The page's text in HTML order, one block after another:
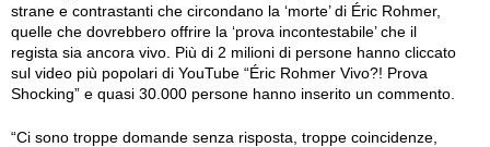
strane e contrastanti che circondano la ‘morte’ di Éric Rohmer,
quelle che dovrebbero offrire la ‘prova incontestabile’ che il
regista sia ancora vivo. Più di 2 milioni di persone hanno cliccato
sul video più popolari di YouTube “Éric Rohmer Vivo?! Prova
Shocking” e quasi 30.000 persone hanno inserito un commento.
“Ci sono troppe domande senza risposta, troppe coincidenze,